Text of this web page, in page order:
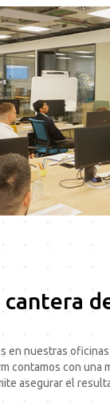
cantera
en nuestras
contamos con una
asegurar el